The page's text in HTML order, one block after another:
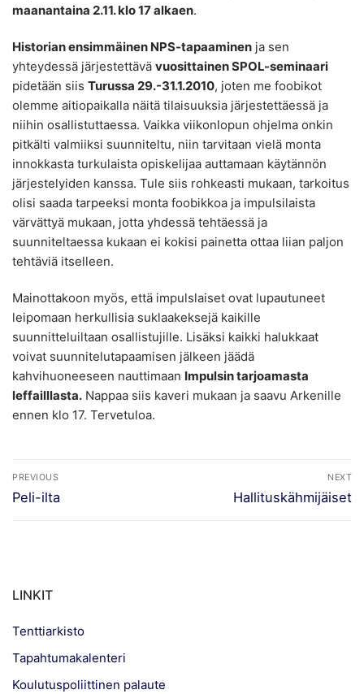
maanantaina 2.11. klo 17 alkaen.
Historian ensimmäinen NPS-tapaaminen ja sen
yhteydessä järjestettävä vuosittainen SPOL-seminaari
pidetään siis Turussa 29.-31.1.2010, joten me foobikot
olemme aitiopaikalla näitä tilaisuuksia järjestettäessä ja
niihin osallistuttaessa. Vaikka viikonlopun ohjelma onkin
pitkälti valmiiksi suunniteltu, niin tarvitaan vielä monta
innokkasta turkulaista opiskelijaa auttamaan käytännön
järjestelyiden kanssa. Tule siis rohkeasti mukaan, tarkoitus
olisi saada tarpeeksi monta foobikkoa ja impulsilaista
värvättyä mukaan, jotta yhdessä tehtäessä ja
suunniteltaessa kukaan ei kokisi painetta ottaa liian paljon
tehtäviä itselleen.
Mainottakoon myös, että impulslaiset ovat lupautuneet
leipomaan herkullisia suklaakeksejä kaikille
suunnitteluiltaan osallistujille. Lisäksi kaikki halukkaat
voivat suunnitelutapaamisen jälkeen jäädä
kahvihuoneeseen nauttimaan Impulsin tarjoamasta
leffailllasta. Nappaa siis kaveri mukaan ja saavu Arkenille
ennen klo 17. Tervetuloa.
Artikkelien
selaus
PREVIOUS
Previous
Peli-ilta
NEXT
Next
Hallituskähmijäiset
LINKIT
Tenttiarkisto
Tapahtumakalenteri
Koulutuspoliittinen palaute